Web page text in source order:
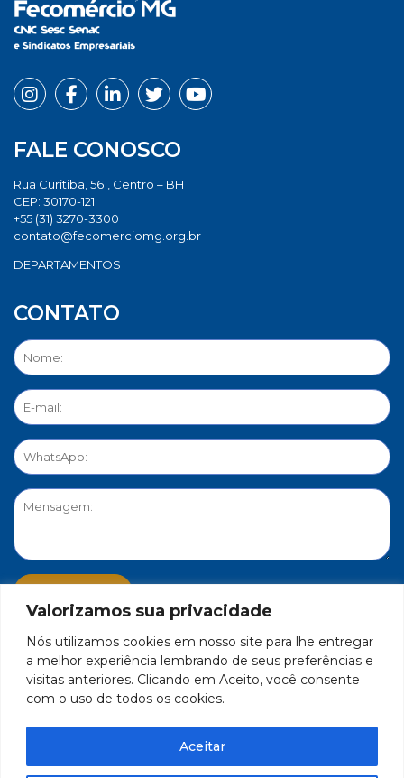
Valorizamos sua privacidade
Nós utilizamos cookies em nosso site para lhe entregar
a melhor experiência lembrando de seus preferências e
visitas anteriores. Clicando em Aceito, você consente
com o uso de todos os cookies.
Aceitar
FALE CONOSCO
Rua Curitiba, 561, Centro – BH
CEP: 30170-121
+55 (31) 3270-3300
contato@fecomerciomg.org.br
DEPARTAMENTOS
CONTATO
PORTAL DE PRIVACIDADE
17.271.982/0001-59